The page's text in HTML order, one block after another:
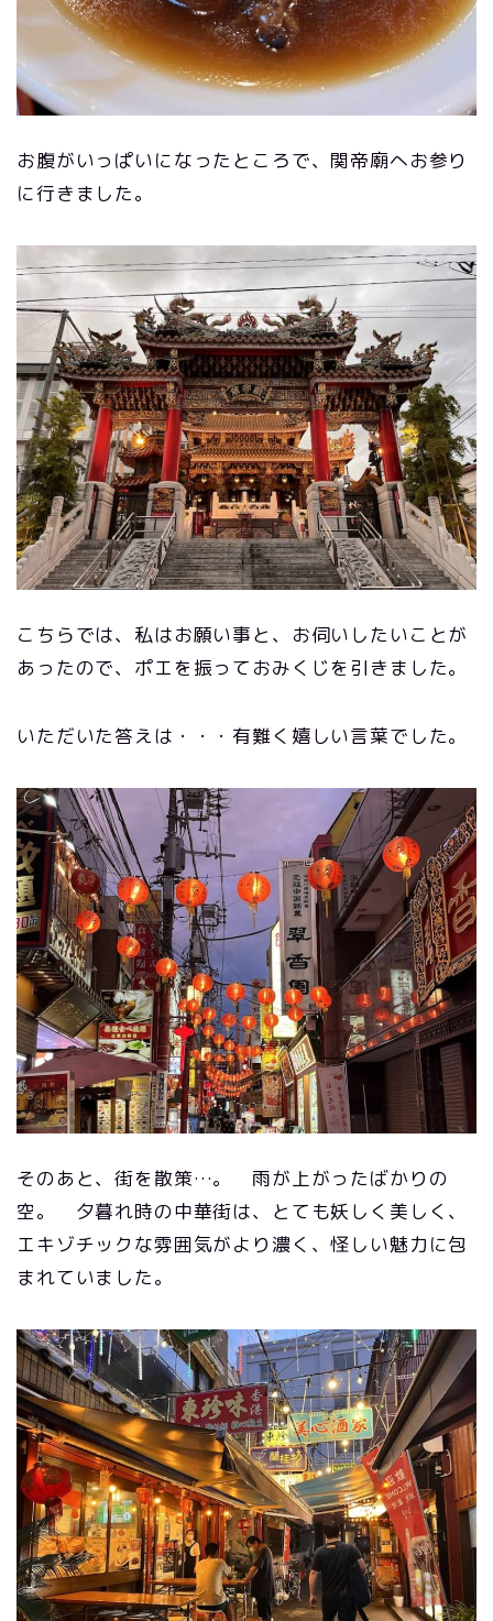
お腹がいっぱいになったところで、関帝廟へお参り
に行きました。
こちらでは、私はお願い事と、お伺いしたいことが
あったので、ポエを振っておみくじを引きました。
いただいた答えは・・・有難く嬉しい言葉でした。
そのあと、街を散策…。 雨が上がったばかりの
空。 夕暮れ時の中華街は、とても妖しく美しく、
エキゾチックな雰囲気がより濃く、怪しい魅力に包
まれていました。